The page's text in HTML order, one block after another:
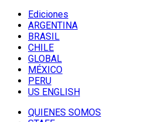
Ediciones
ARGENTINA
BRASIL
CHILE
GLOBAL
MÉXICO
PERU
US ENGLISH
QUIENES SOMOS